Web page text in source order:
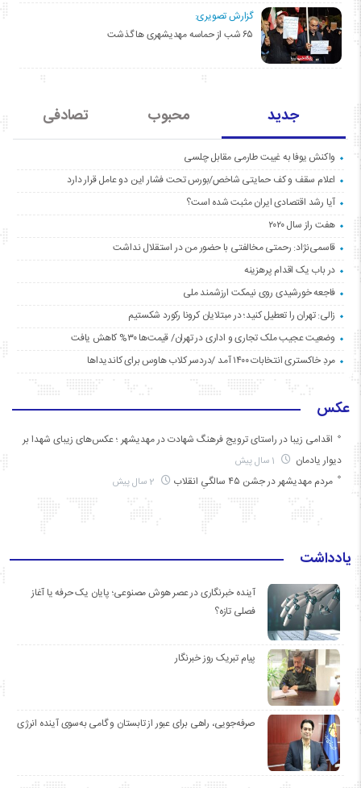
گزارش تصویری:
۶۵ شب از حماسه مهدیشهری ها گذشت
جدید محبوب تصادفی
واکنش یوفا به غیبت طارمی مقابل چلسی
اعلام سقف و کف حمایتی شاخص/بورس تحت فشار این دو عامل قرار دارد
آیا رشد اقتصادی ایران مثبت شده است؟
هفت راز سال ۲۰۲۰
قاسمی‌نژاد: رحمتی مخالفتی با حضور من در استقلال نداشت
در باب یک اقدام پرهزینه
فاجعه خورشیدی روی نیمکت ارزشمند ملی
زالی: تهران را تعطیل کنید؛ در مبتلایان کرونا رکورد شکستیم
وضعیت عجیب ملک تجاری و اداری در تهران/ قیمت‌ها ۳۰% کاهش یافت
مردِ خاکستری انتخابات ۱۴۰۰ آمد /دردسر کلاب هاوس برای کاندیداها
عکس
اقدامی زیبا در راستای ترویج فرهنگ شهادت در مهدیشهر ؛ عکس‌های زیبای شهدا بر
دیوار یادمان
مردم مهدیشهر در جشن ۴۵ سالگیِ انقلاب
یادداشت
آینده خبرنگاری در عصر هوش مصنوعی؛ پایان یک حرفه یا آغاز
فصلی تازه؟
پیام تبریک روز خبرنگار
صرفه‌جویی، راهی برای عبور از تابستان و گامی به‌سوی آینده انرژی